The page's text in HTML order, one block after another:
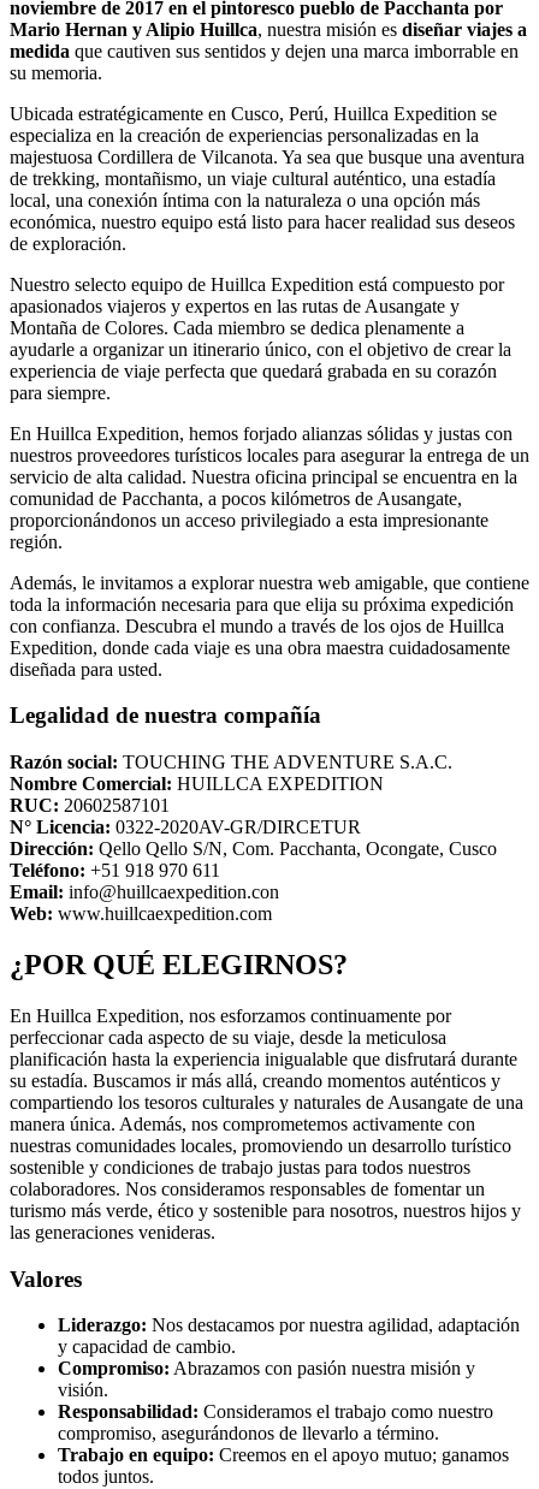
noviembre de 2017 en el pintoresco pueblo de Pacchanta por
Mario Hernan y Alipio Huillca, nuestra misión es diseñar viajes a
medida que cautiven sus sentidos y dejen una marca imborrable en
su memoria.
Ubicada estratégicamente en Cusco, Perú, Huillca Expedition se
especializa en la creación de experiencias personalizadas en la
majestuosa Cordillera de Vilcanota. Ya sea que busque una aventura
de trekking, montañismo, un viaje cultural auténtico, una estadía
local, una conexión íntima con la naturaleza o una opción más
económica, nuestro equipo está listo para hacer realidad sus deseos
de exploración.
Nuestro selecto equipo de Huillca Expedition está compuesto por
apasionados viajeros y expertos en las rutas de Ausangate y
Montaña de Colores. Cada miembro se dedica plenamente a
ayudarle a organizar un itinerario único, con el objetivo de crear la
experiencia de viaje perfecta que quedará grabada en su corazón
para siempre.
En Huillca Expedition, hemos forjado alianzas sólidas y justas con
nuestros proveedores turísticos locales para asegurar la entrega de un
servicio de alta calidad. Nuestra oficina principal se encuentra en la
comunidad de Pacchanta, a pocos kilómetros de Ausangate,
proporcionándonos un acceso privilegiado a esta impresionante
región.
Además, le invitamos a explorar nuestra web amigable, que contiene
toda la información necesaria para que elija su próxima expedición
con confianza. Descubra el mundo a través de los ojos de Huillca
Expedition, donde cada viaje es una obra maestra cuidadosamente
diseñada para usted.
Legalidad de nuestra compañía
Razón social: TOUCHING THE ADVENTURE S.A.C.
Nombre Comercial: HUILLCA EXPEDITION
RUC: 20602587101
N° Licencia: 0322-2020AV-GR/DIRCETUR
Dirección: Qello Qello S/N, Com. Pacchanta, Ocongate, Cusco
Teléfono: +51 918 970 611
Email: info@huillcaexpedition.con
Web: www.huillcaexpedition.com
¿POR QUÉ ELEGIRNOS?
En Huillca Expedition, nos esforzamos continuamente por
perfeccionar cada aspecto de su viaje, desde la meticulosa
planificación hasta la experiencia inigualable que disfrutará durante
su estadía. Buscamos ir más allá, creando momentos auténticos y
compartiendo los tesoros culturales y naturales de Ausangate de una
manera única. Además, nos comprometemos activamente con
nuestras comunidades locales, promoviendo un desarrollo turístico
sostenible y condiciones de trabajo justas para todos nuestros
colaboradores. Nos consideramos responsables de fomentar un
turismo más verde, ético y sostenible para nosotros, nuestros hijos y
las generaciones venideras.
Valores
Liderazgo: Nos destacamos por nuestra agilidad, adaptación
y capacidad de cambio.
Compromiso: Abrazamos con pasión nuestra misión y
visión.
Responsabilidad: Consideramos el trabajo como nuestro
compromiso, asegurándonos de llevarlo a término.
Trabajo en equipo: Creemos en el apoyo mutuo; ganamos
todos juntos.